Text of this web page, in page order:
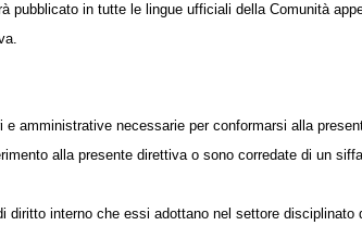
pubblicato in tutte le lingue ufficiali della Comunità
amministrative necessarie per conformarsi alla
alla presente direttiva o sono corredate di un
interno che essi adottano nel settore disciplinato